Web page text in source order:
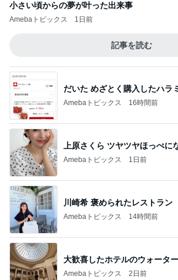
小さい頃からの夢が叶った出来事
Amebaトピックス 1日前
記事を読む
だいた めざとく購入したハラミ
Amebaトピックス 16時間前
上原さくら ツヤツヤほっぺに
Amebaトピックス 1日前
川崎希 褒められたレストラン
Amebaトピックス 14時間前
大歓喜したホテルのウォータ
Amebaトピックス 2日前